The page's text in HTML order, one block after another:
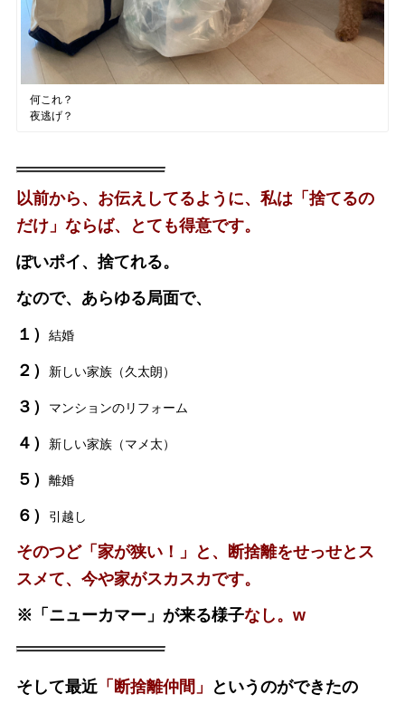
何これ？
夜逃げ？
以前から、お伝えしてるように、私は「捨てるの
だけ」ならば、とても得意です。
ぽいポイ、捨てれる。
なので、あらゆる局面で、
１）
結婚
２） 新しい家族（久太朗）
３） マンションのリフォーム
４） 新しい家族（マメ太）
５） 離婚
６） 引越し
そのつど「家が狭い！」と、断捨離をせっせとス
スメて、今や家がスカスカです。
※「ニューカマー」が来る様子なし。w
そして最近「断捨離仲間」
というのができたの